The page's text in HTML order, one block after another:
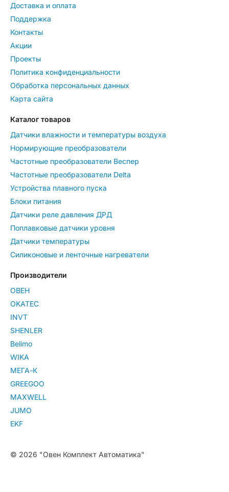
Доставка и оплата
Поддержка
Контакты
Акции
Проекты
Политика конфиденциальности
Обработка персональных данных
Карта сайта
Каталог товаров
Датчики влажности и температуры воздуха
Нормирующие преобразователи
Частотные преобразователи Веспер
Частотные преобразователи Delta
Устройства плавного пуска
Блоки питания
Датчики реле давления ДРД
Поплавковые датчики уровня
Датчики температуры
Силиконовые и ленточные нагреватели
Производители
ОВЕН
OKATEC
INVT
SHENLER
Belimo
WIKA
МЕГА-К
GREEGOO
MAXWELL
JUMO
EKF
© 2026 "Овен Комплект Автоматика"